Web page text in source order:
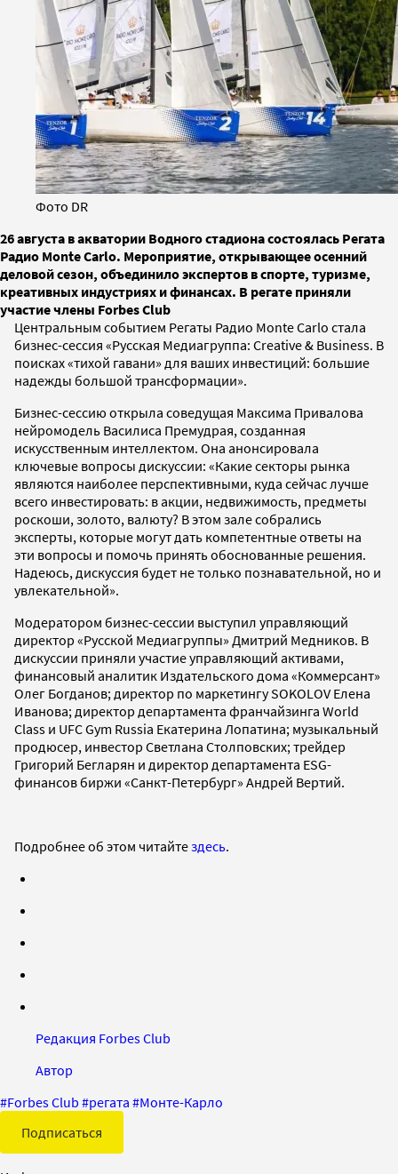
Фото DR
26 августа в акватории Водного стадиона состоялась Регата
Радио Monte Carlo. Мероприятие, открывающее осенний
деловой сезон, объединило экспертов в спорте, туризме,
креативных индустриях и финансах. В регате приняли
участие члены Forbes Club
Центральным событием Регаты Радио Monte Carlo стала
бизнес-сессия «Русская Медиагруппа: Creative & Business. В
поисках «тихой гавани» для ваших инвестиций: большие
надежды большой трансформации».
Бизнес-сессию открыла соведущая Максима Привалова
нейромодель Василиса Премудрая, созданная
искусственным интеллектом. Она анонсировала
ключевые вопросы дискуссии: «Какие секторы рынка
являются наиболее перспективными, куда сейчас лучше
всего инвестировать: в акции, недвижимость, предметы
роскоши, золото, валюту? В этом зале собрались
эксперты, которые могут дать компетентные ответы на
эти вопросы и помочь принять обоснованные решения.
Надеюсь, дискуссия будет не только познавательной, но и
увлекательной».
Модератором бизнес-сессии выступил управляющий
директор «Русской Медиагруппы» Дмитрий Медников. В
дискуссии приняли участие управляющий активами,
финансовый аналитик Издательского дома «Коммерсант»
Олег Богданов; директор по маркетингу SOKOLOV Елена
Иванова; директор департамента франчайзинга World
Class и UFC Gym Russia Екатерина Лопатина; музыкальный
продюсер, инвестор Светлана Столповских; трейдер
Григорий Бегларян и директор департамента ESG-
финансов биржи «Санкт-Петербург» Андрей Вертий.
Подробнее об этом читайтездесь.
Редакция Forbes Club
Автор
#Forbes Club #регата #Монте-Карло
Подписаться